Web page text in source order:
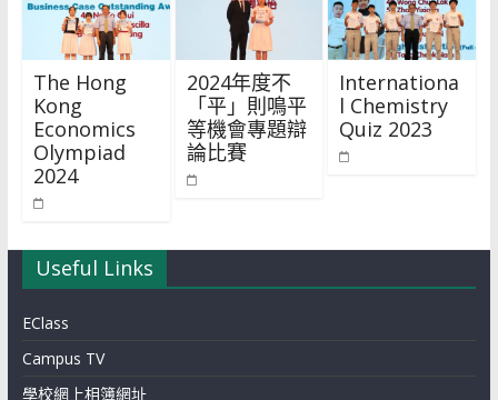
The Hong
Kong
Economics
Olympiad
2024
2024年度不
「平」則鳴平
等機會專題辯
論比賽
Internationa
l Chemistry
Quiz 2023
Useful Links
EClass
Campus TV
學校網上相簿網址